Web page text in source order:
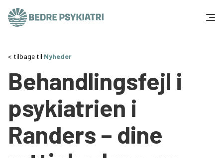
Tal og fakta
Om os
Vær med
tilbage til Nyheder
Behandlingsfejl i
psykiatrien i
Randers – dine